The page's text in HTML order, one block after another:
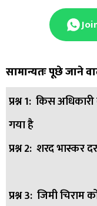
सामान्यतः पूछे जाने
प्रश्न 1: किस अधिकारी
गया है
उत्तर: वी. हरेश्वर स्वामी।
प्रश्न 2: शरद भास्कर
उत्तर: डीसीपी
प्रश्न 3: जिमी चिराम